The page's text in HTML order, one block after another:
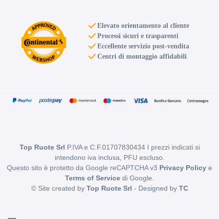
SPARCO Sparco Ff3
Matt Black 5 fori 18"
9X18 ET30 5x114.3
Foro centrale: 73mm
Disponibile
SPARCO Sparco Ff3
Matt Black 5 fori 18"
Elevato orientamento al cliente
Processi sicuri e trasparenti
Eccellente servizio post-vendita
Centri di montaggio affidabili
Top Ruote Srl P.IVA e C.F.01707830434 I prezzi indicati si
intendono iva inclusa, PFU escluso.
Questo sito è protetto da Google reCAPTCHA v3 Privacy Policy e
Terms of Service di Google.
© Site created by Top Ruote Srl - Designed by TC